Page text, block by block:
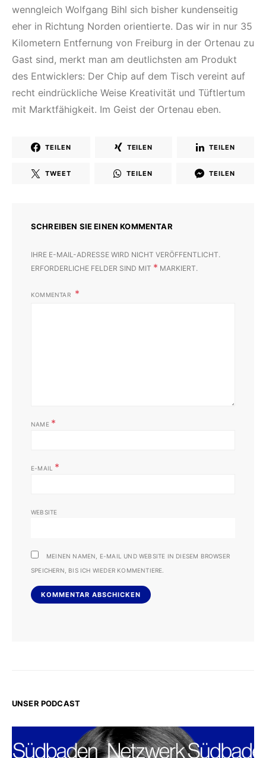
wenngleich Wolfgang Bihl sich bisher kundenseitig
eher in Richtung Norden orientierte. Das wir in nur 35
Kilometern Entfernung von Freiburg in der Ortenau zu
Gast sind, merkt man am deutlichsten am Produkt
des Entwicklers: Der Chip auf dem Tisch vereint auf
recht eindrückliche Weise Kreativität und Tüftlertum
mit Marktfähigkeit. Im Geist der Ortenau eben.
TEILEN TEILEN TEILEN
TWEET TEILEN TEILEN
SCHREIBEN SIE EINEN KOMMENTAR
IHRE E-MAIL-ADRESSE WIRD NICHT VERÖFFENTLICHT.
ERFORDERLICHE FELDER SIND MIT * MARKIERT.
KOMMENTAR
NAME *
E-MAIL *
WEBSITE
MEINEN NAMEN, E-MAIL UND WEBSITE IN DIESEM BROWSER
SPEICHERN, BIS ICH WIEDER KOMMENTIERE.
UNSER PODCAST